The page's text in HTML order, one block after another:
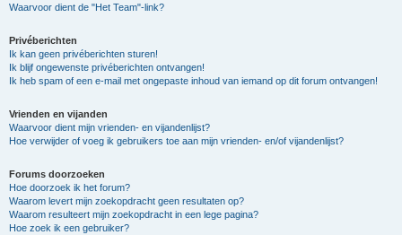
Waarvoor dient de "Het Team"-link?
Privéberichten
Ik kan geen privéberichten sturen!
Ik blijf ongewenste privéberichten ontvangen!
Ik heb spam of een e-mail met ongepaste inhoud van iemand op dit forum ontvangen!
Vrienden en vijanden
Waarvoor dient mijn vrienden- en vijandenlijst?
Hoe verwijder of voeg ik gebruikers toe aan mijn vrienden- en/of vijandenlijst?
Forums doorzoeken
Hoe doorzoek ik het forum?
Waarom levert mijn zoekopdracht geen resultaten op?
Waarom resulteert mijn zoekopdracht in een lege pagina?
Hoe zoek ik een gebruiker?